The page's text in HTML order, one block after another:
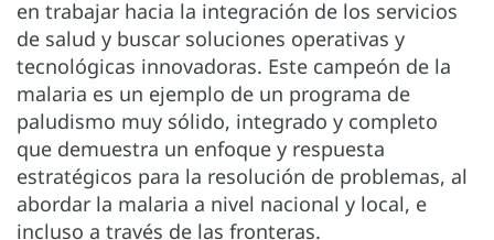
en trabajar hacia la integración de los servicios
de salud y buscar soluciones operativas y
tecnológicas innovadoras. Este campeón de la
malaria es un ejemplo de un programa de
paludismo muy sólido, integrado y completo
que demuestra un enfoque y respuesta
estratégicos para la resolución de problemas, al
abordar la malaria a nivel nacional y local, e
incluso a través de las fronteras.